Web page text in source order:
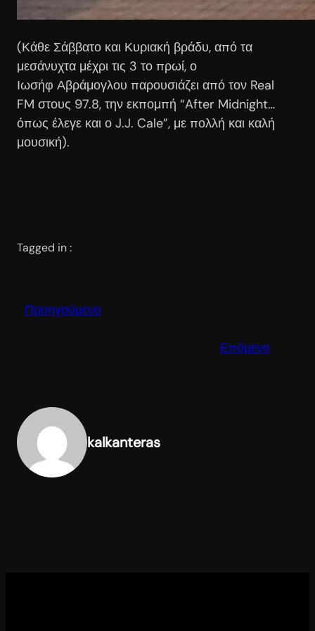
(Κάθε Σάββατο και Κυριακή βράδυ, από τα
μεσάνυχτα μέχρι τις 3 το πρωί, ο
Ιωσήφ Αβράμογλου παρουσιάζει από τον Real
FM στους 97.8, την εκπομπή “After Midnight…
όπως έλεγε και ο J.J. Cale”, με πολλή και καλή
μουσική).
Tagged in :
Προηγούμενο
Επόμενο
kalkanteras